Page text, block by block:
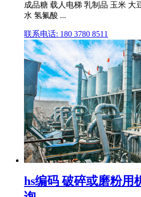
成品糖 载人电梯 乳制品 玉米 大
水 氢氟酸 ...
联系电话: 180 3780 8511
hs编码 破碎或磨粉用